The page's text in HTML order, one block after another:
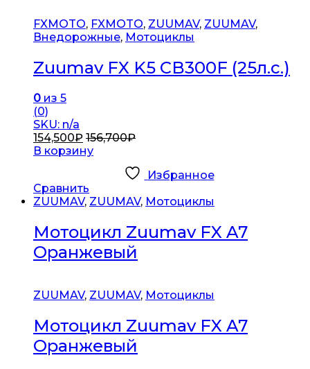
FXMOTO, FXMOTO, ZUUMAV, ZUUMAV,
Внедорожные, Мотоциклы
Zuumav FX K5 CB300F (25л.с.)
0 из 5
(0)
SKU: n/a
154,500₽ 156,700₽
В корзину
Избранное
Сравнить
ZUUMAV, ZUUMAV, Мотоциклы
Мотоцикл Zuumav FX A7
Оранжевый
ZUUMAV, ZUUMAV, Мотоциклы
Мотоцикл Zuumav FX A7
Оранжевый